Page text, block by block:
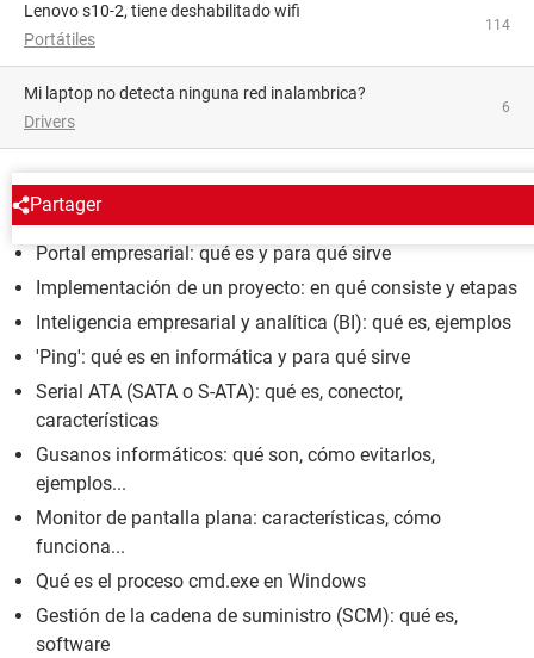
lenovo s10-2, tiene deshabilitado wifi
Portátiles
114
mi laptop no detecta ninguna red inalambrica?
Drivers
6
Partager
ENCICLOPEDIA
Portal empresarial: qué es y para qué sirve
Implementación de un proyecto: en qué consiste y etapas
Inteligencia empresarial y analítica (BI): qué es, ejemplos
'Ping': qué es en informática y para qué sirve
Serial ATA (SATA o S-ATA): qué es, conector,
características
Gusanos informáticos: qué son, cómo evitarlos,
ejemplos...
Monitor de pantalla plana: características, cómo
funciona...
Qué es el proceso cmd.exe en Windows
Gestión de la cadena de suministro (SCM): qué es,
software